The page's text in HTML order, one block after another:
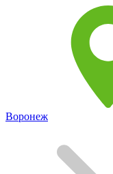
Воронеж